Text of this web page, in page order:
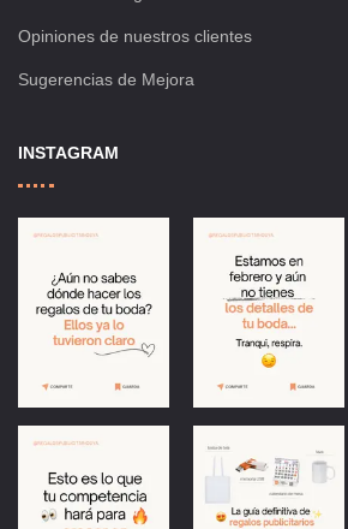
Opiniones de nuestros clientes
Sugerencias de Mejora
INSTAGRAM